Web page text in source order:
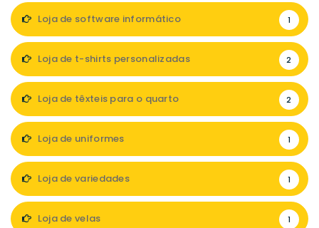
Loja de software informático 1
Loja de t-shirts personalizadas 2
Loja de têxteis para o quarto 2
Loja de uniformes 1
Loja de variedades 1
Loja de velas 1